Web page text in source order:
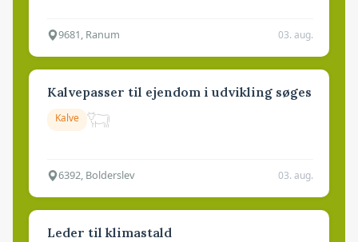
9681, Ranum 03. aug.
Kalvepasser til ejendom i udvikling søges
Kalve
6392, Bolderslev 03. aug.
Leder til klimastald